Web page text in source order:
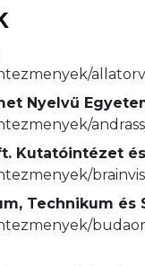
Nyelvű
Kutatóintézet
Technikum és